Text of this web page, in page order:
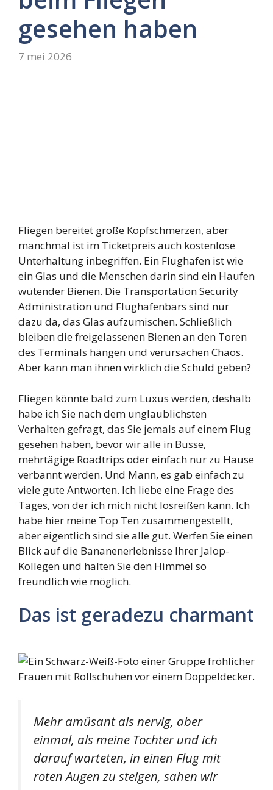
gesehen haben
7 mei 2026
Fliegen bereitet große Kopfschmerzen, aber
manchmal ist im Ticketpreis auch kostenlose
Unterhaltung inbegriffen. Ein Flughafen ist wie
ein Glas und die Menschen darin sind ein Haufen
wütender Bienen. Die Transportation Security
Administration und Flughafenbars sind nur
dazu da, das Glas aufzumischen. Schließlich
bleiben die freigelassenen Bienen an den Toren
des Terminals hängen und verursachen Chaos.
Aber kann man ihnen wirklich die Schuld geben?
Fliegen könnte bald zum Luxus werden, deshalb
habe ich Sie nach dem unglaublichsten
Verhalten gefragt, das Sie jemals auf einem Flug
gesehen haben, bevor wir alle in Busse,
mehrtägige Roadtrips oder einfach nur zu Hause
verbannt werden. Und Mann, es gab einfach zu
viele gute Antworten. Ich liebe eine Frage des
Tages, von der ich mich nicht losreißen kann. Ich
habe hier meine Top Ten zusammengestellt,
aber eigentlich sind sie alle gut. Werfen Sie einen
Blick auf die Bananenerlebnisse Ihrer Jalop-
Kollegen und halten Sie den Himmel so
freundlich wie möglich.
Das ist geradezu charmant
Mehr amüsant als nervig, aber
einmal, als meine Tochter und ich
darauf warteten, in einen Flug mit
roten Augen zu steigen, sahen wir